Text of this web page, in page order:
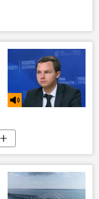
Мэр Душанбе и председатель парламента Рустам Эмомали